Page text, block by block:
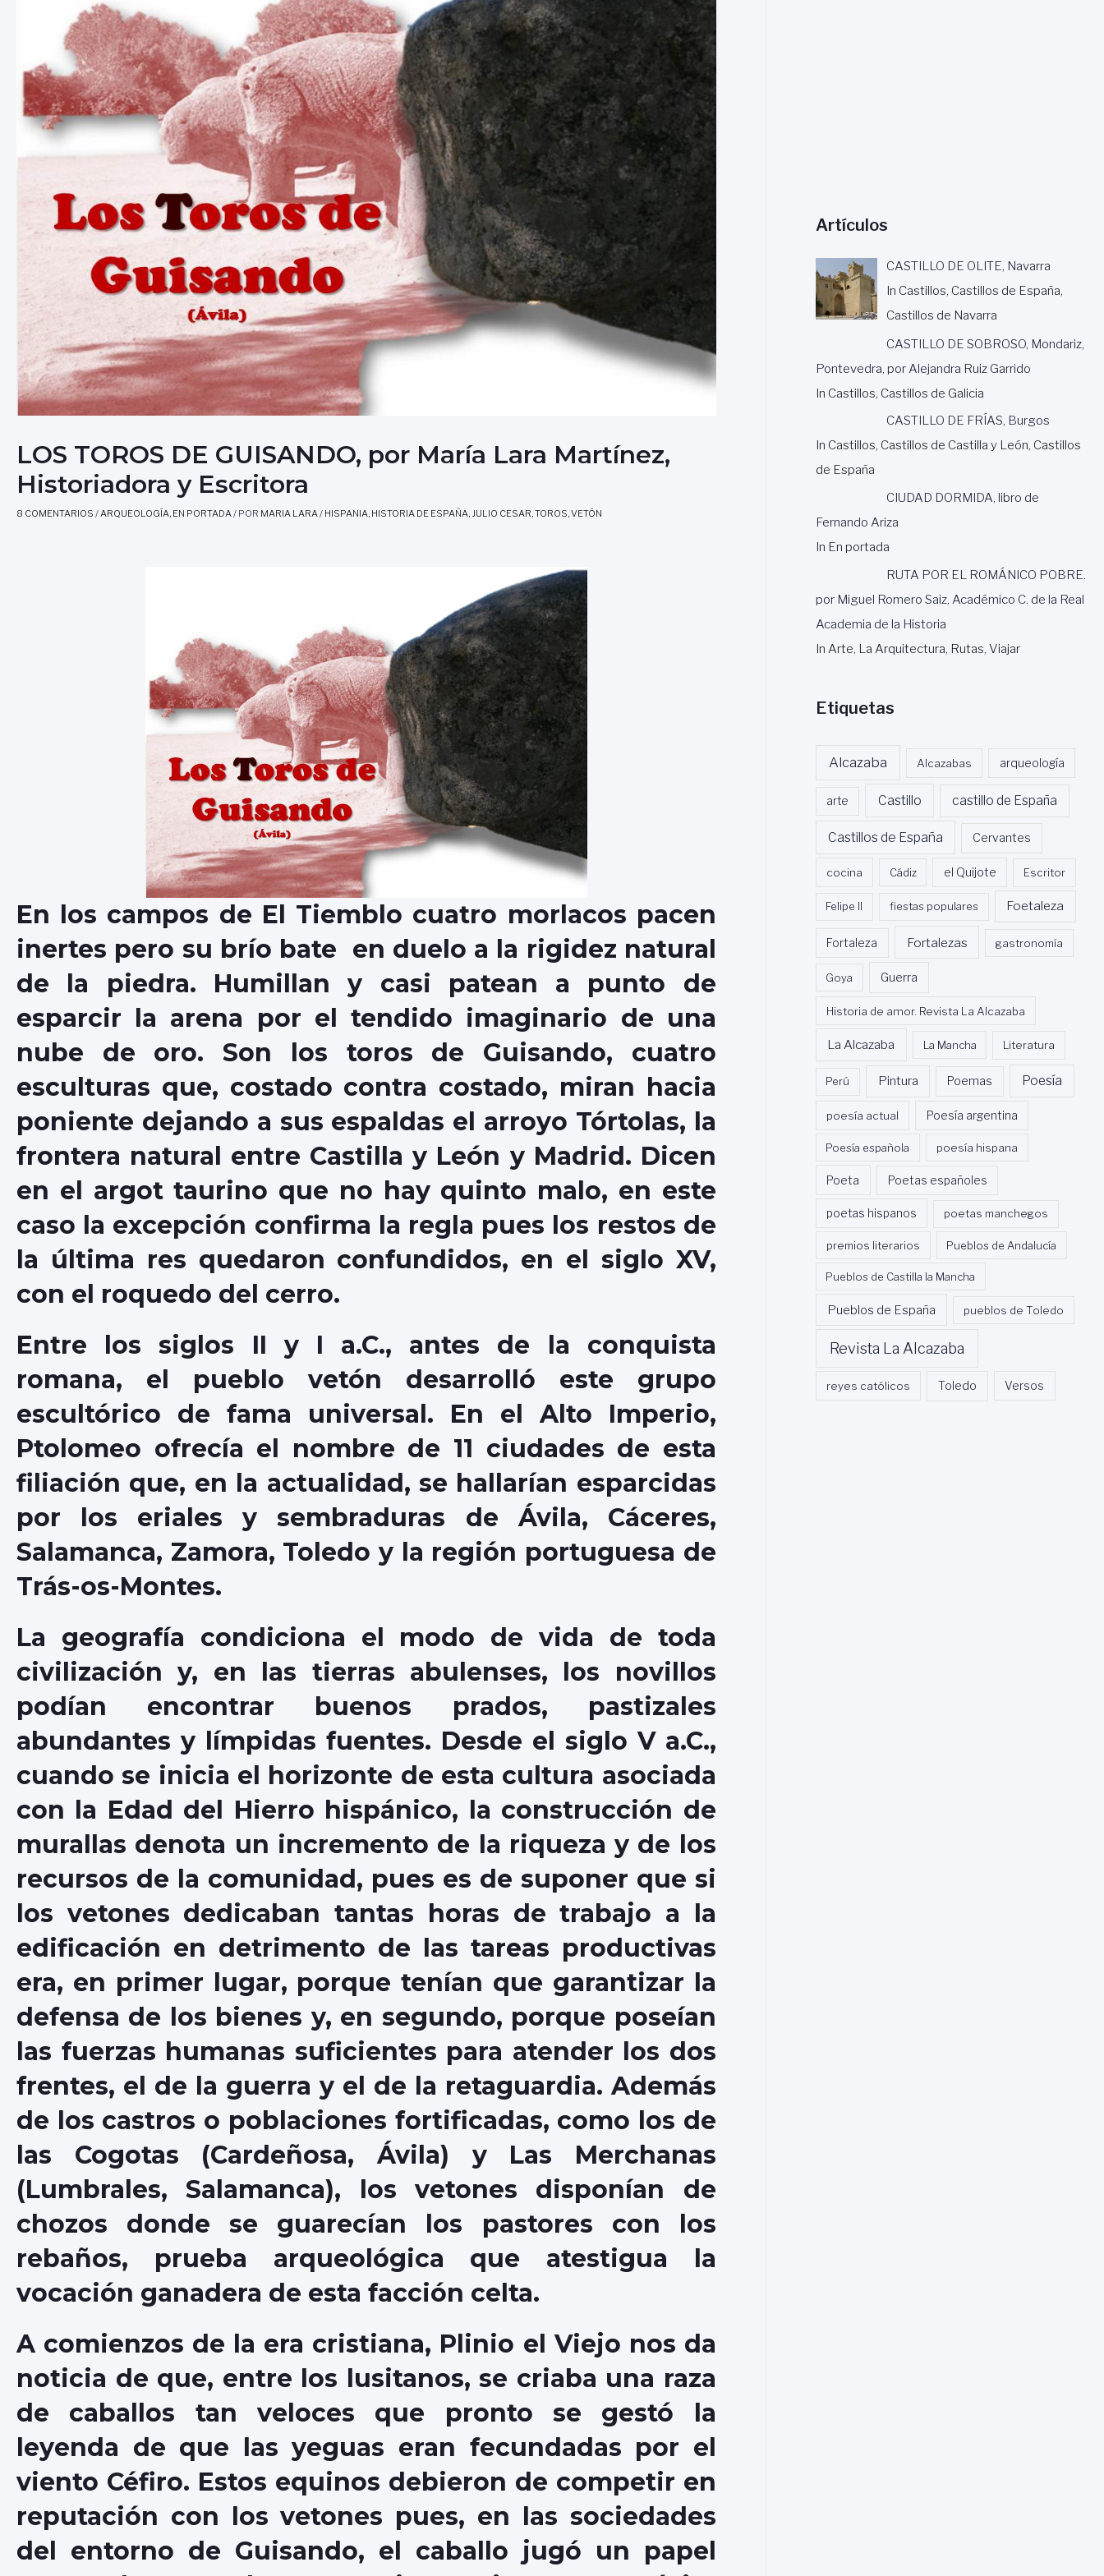
LOS TOROS DE GUISANDO, por María Lara Martínez,
Historiadora y Escritora
8 COMENTARIOS /ARQUEOLOGÍA, EN PORTADA/ POR MARIA LARA/ HISPANIA, HISTORIA DE ESPAÑA, JULIO CESAR,TOROS,VETÓN
En los campos de El Tiemblo cuatro morlacos pacen
inertes pero su brío bate en duelo a la rigidez natural
de la piedra. Humillan y casi patean a punto de
esparcir la arena por el tendido imaginario de una
nube de oro. Son los toros de Guisando, cuatro
esculturas que, costado contra costado, miran hacia
poniente dejando a sus espaldas el arroyo Tórtolas, la
frontera natural entre Castilla y León y Madrid. Dicen
en el argot taurino que no hay quinto malo, en este
caso la excepción confirma la regla pues los restos de
la última res quedaron confundidos, en el siglo XV,
con el roquedo del cerro.
Entre los siglos II y I a.C., antes de la conquista
romana, el pueblo vetón desarrolló este grupo
escultórico de fama universal. En el Alto Imperio,
Ptolomeo ofrecía el nombre de 11 ciudades de esta
filiación que, en la actualidad, se hallarían esparcidas
por los eriales y sembraduras de Ávila, Cáceres,
Salamanca, Zamora, Toledo y la región portuguesa de
Trás-os-Montes.
La geografía condiciona el modo de vida de toda
civilización y, en las tierras abulenses, los novillos
podían encontrar buenos prados, pastizales
abundantes y límpidas fuentes. Desde el siglo V a.C.,
cuando se inicia el horizonte de esta cultura asociada
con la Edad del Hierro hispánico, la construcción de
murallas denota un incremento de la riqueza y de los
recursos de la comunidad, pues es de suponer que si
los vetones dedicaban tantas horas de trabajo a la
edificación en detrimento de las tareas productivas
era, en primer lugar, porque tenían que garantizar la
defensa de los bienes y, en segundo, porque poseían
las fuerzas humanas suficientes para atender los dos
frentes, el de la guerra y el de la retaguardia. Además
de los castros o poblaciones fortificadas, como los de
las Cogotas (Cardeñosa, Ávila) y Las Merchanas
(Lumbrales, Salamanca), los vetones disponían de
chozos donde se guarecían los pastores con los
rebaños, prueba arqueológica que atestigua la
vocación ganadera de esta facción celta.
A comienzos de la era cristiana, Plinio el Viejo nos da
noticia de que, entre los lusitanos, se criaba una raza
de caballos tan veloces que pronto se gestó la
leyenda de que las yeguas eran fecundadas por el
viento Céfiro. Estos equinos debieron de competir en
reputación con los vetones pues, en las sociedades
del entorno de Guisando, el caballo jugó un papel
Artículos
CASTILLO DE OLITE, Navarra
In Castillos, Castillos de España,
Castillos de Navarra
CASTILLO DE SOBROSO, Mondariz,
Pontevedra, por Alejandra Ruiz Garrido
In Castillos, Castillos de Galicia
CASTILLO DE FRÍAS, Burgos
In Castillos, Castillos de Castilla y León, Castillos
de España
CIUDAD DORMIDA, libro de
Fernando Ariza
In En portada
RUTA POR EL ROMÁNICO POBRE.
por Miguel Romero Saiz, Académico C. de la Real
Academia de la Historia
In Arte, La Arquitectura, Rutas, Viajar
Etiquetas
Alcazaba Alcazabas arqueología
arte Castillo castillo de España
Castillos de España Cervantes
cocina Cádiz el Quijote Escritor
Felipe II fiestas populares Foetaleza
Fortaleza Fortalezas gastronomía
Goya Guerra
Historia de amor. Revista La Alcazaba
La Alcazaba La Mancha Literatura
Perú Pintura Poemas Poesía
poesía actual Poesía argentina
Poesía española poesía hispana
Poeta Poetas españoles
poetas hispanos poetas manchegos
premios literarios Pueblos de Andalucía
Pueblos de Castilla la Mancha
Pueblos de España pueblos de Toledo
Revista La Alcazaba
reyes católicos Toledo Versos